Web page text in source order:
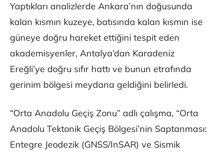
Yaptıkları analizlerde Ankara’nın doğusunda
kalan kısmın kuzeye, batısında kalan kısmın ise
güneye doğru hareket ettiğini tespit eden
akademisyenler, Antalya’dan Karadeniz
Ereğli’ye doğru sıfır hattı ve bunun etrafında
gerinim bölgesi meydana geldiğini belirledi.
“Orta Anadolu Geçiş Zonu” adlı çalışma, “Orta
Anadolu Tektonik Geçiş Bölgesi’nin Saptanması:
Entegre Jeodezik (GNSS/InSAR) ve Sismik